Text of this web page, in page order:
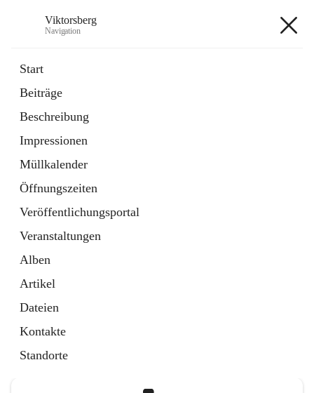
Viktorsberg
Navigation
Start
Beiträge
Beschreibung
Impressionen
Müllkalender
Öffnungszeiten
Veröffentlichungsportal
Veranstaltungen
Alben
Artikel
Dateien
Kontakte
Standorte
1 Schnellzugriff
Bürgerservice
10 Schnellzugriffe